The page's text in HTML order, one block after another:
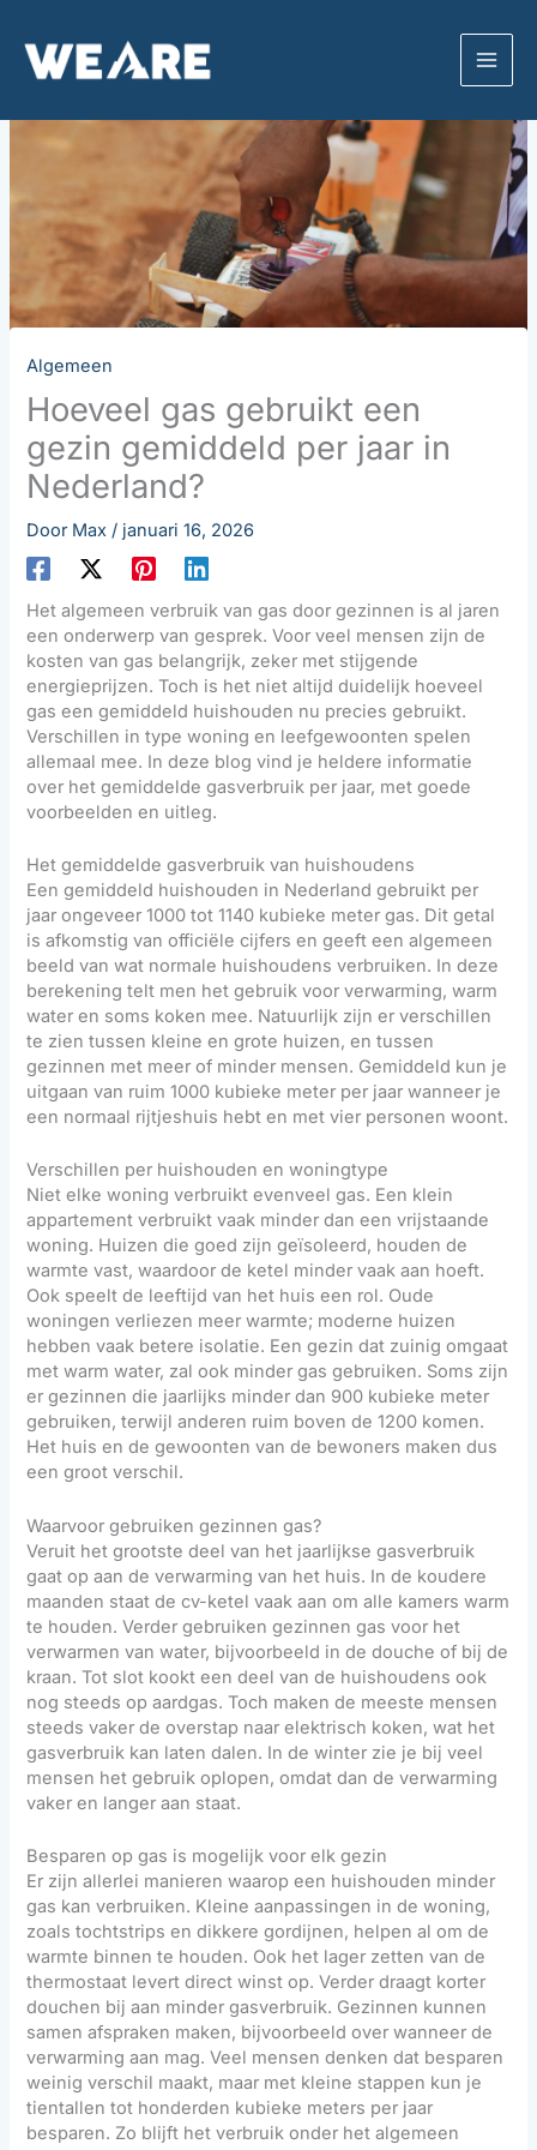
inhoud
Algemeen
Hoeveel gas gebruikt een
gezin gemiddeld per jaar in
Nederland?
Door Max/ januari 16, 2026
Het algemeen verbruik van gas door gezinnen is al jaren
een onderwerp van gesprek. Voor veel mensen zijn de
kosten van gas belangrijk, zeker met stijgende
energieprijzen. Toch is het niet altijd duidelijk hoeveel
gas een gemiddeld huishouden nu precies gebruikt.
Verschillen in type woning en leefgewoonten spelen
allemaal mee. In deze blog vind je heldere informatie
over het gemiddelde gasverbruik per jaar, met goede
voorbeelden en uitleg.
Het gemiddelde gasverbruik van huishoudens
Een gemiddeld huishouden in Nederland gebruikt per
jaar ongeveer 1000 tot 1140 kubieke meter gas. Dit getal
is afkomstig van officiële cijfers en geeft een algemeen
beeld van wat normale huishoudens verbruiken. In deze
berekening telt men het gebruik voor verwarming, warm
water en soms koken mee. Natuurlijk zijn er verschillen
te zien tussen kleine en grote huizen, en tussen
gezinnen met meer of minder mensen. Gemiddeld kun je
uitgaan van ruim 1000 kubieke meter per jaar wanneer je
een normaal rijtjeshuis hebt en met vier personen woont.
Verschillen per huishouden en woningtype
Niet elke woning verbruikt evenveel gas. Een klein
appartement verbruikt vaak minder dan een vrijstaande
woning. Huizen die goed zijn geïsoleerd, houden de
warmte vast, waardoor de ketel minder vaak aan hoeft.
Ook speelt de leeftijd van het huis een rol. Oude
woningen verliezen meer warmte; moderne huizen
hebben vaak betere isolatie. Een gezin dat zuinig omgaat
met warm water, zal ook minder gas gebruiken. Soms zijn
er gezinnen die jaarlijks minder dan 900 kubieke meter
gebruiken, terwijl anderen ruim boven de 1200 komen.
Het huis en de gewoonten van de bewoners maken dus
een groot verschil.
Waarvoor gebruiken gezinnen gas?
Veruit het grootste deel van het jaarlijkse gasverbruik
gaat op aan de verwarming van het huis. In de koudere
maanden staat de cv-ketel vaak aan om alle kamers warm
te houden. Verder gebruiken gezinnen gas voor het
verwarmen van water, bijvoorbeeld in de douche of bij de
kraan. Tot slot kookt een deel van de huishoudens ook
nog steeds op aardgas. Toch maken de meeste mensen
steeds vaker de overstap naar elektrisch koken, wat het
gasverbruik kan laten dalen. In de winter zie je bij veel
mensen het gebruik oplopen, omdat dan de verwarming
vaker en langer aan staat.
Besparen op gas is mogelijk voor elk gezin
Er zijn allerlei manieren waarop een huishouden minder
gas kan verbruiken. Kleine aanpassingen in de woning,
zoals tochtstrips en dikkere gordijnen, helpen al om de
warmte binnen te houden. Ook het lager zetten van de
thermostaat levert direct winst op. Verder draagt korter
douchen bij aan minder gasverbruik. Gezinnen kunnen
samen afspraken maken, bijvoorbeeld over wanneer de
verwarming aan mag. Veel mensen denken dat besparen
weinig verschil maakt, maar met kleine stappen kun je
tientallen tot honderden kubieke meters per jaar
besparen. Zo blijft het verbruik onder het algemeen